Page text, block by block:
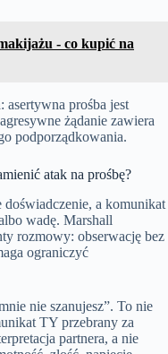
- co kupić na
asertywna prośba jest
żądanie zawiera
podporządkowania.
atak na prośbę?
a komunikat
wadę. Marshall
rozmowy: obserwację bez
ograniczyć
nie szanujesz”. To nie
TY przebrany za
partnera, a nie